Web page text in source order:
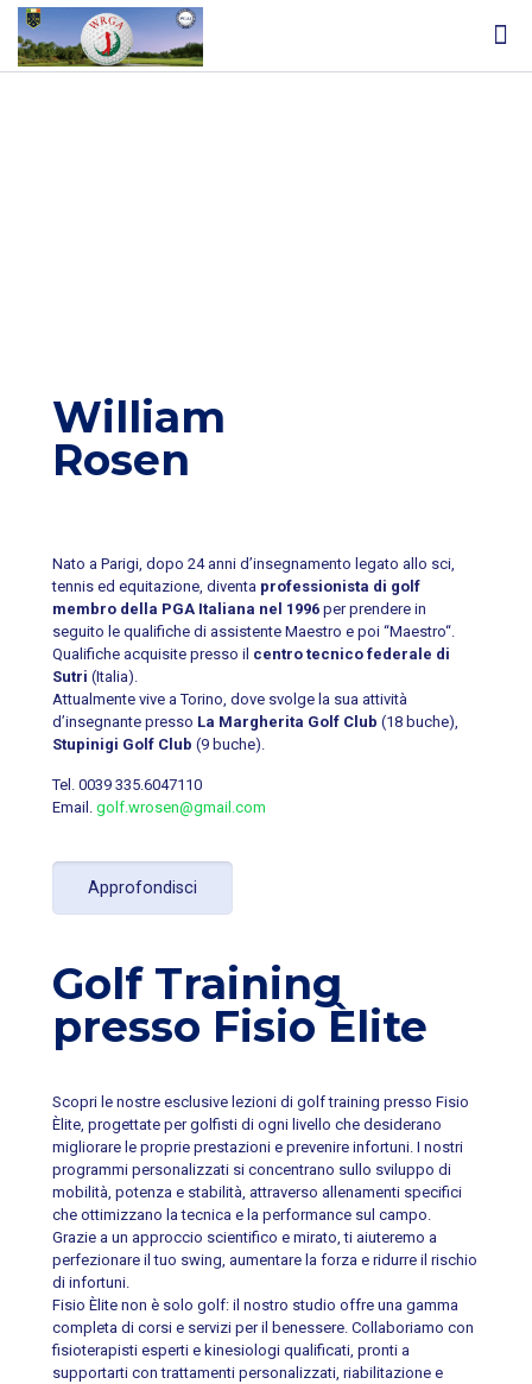
William
Rosen
Nato a Parigi, dopo 24 anni d’insegnamento legato allo sci,
tennis ed equitazione, diventa professionista di golf
membro della PGA Italiana nel 1996 per prendere in
seguito le qualifiche di assistente Maestro e poi “Maestro“.
Qualifiche acquisite presso il centro tecnico federale di
Sutri (Italia).
Attualmente vive a Torino, dove svolge la sua attività
d’insegnante presso La Margherita Golf Club (18 buche),
Stupinigi Golf Club (9 buche).
Tel.0039 335.6047110
Email.golf.wrosen@gmail.com
Approfondisci
Golf Training
presso Fisio Èlite
Scopri le nostre esclusive lezioni di golf training presso Fisio
Èlite, progettate per golfisti di ogni livello che desiderano
migliorare le proprie prestazioni e prevenire infortuni. I nostri
programmi personalizzati si concentrano sullo sviluppo di
mobilità, potenza e stabilità, attraverso allenamenti specifici
che ottimizzano la tecnica e la performance sul campo.
Grazie a un approccio scientifico e mirato, ti aiuteremo a
perfezionare il tuo swing, aumentare la forza e ridurre il rischio
di infortuni.
Fisio Èlite non è solo golf: il nostro studio offre una gamma
completa di corsi e servizi per il benessere. Collaboriamo con
fisioterapisti esperti e kinesiologi qualificati, pronti a
supportarti con trattamenti personalizzati, riabilitazione e